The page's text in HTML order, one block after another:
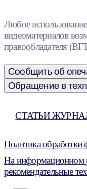
Любое
видеоматериалов
правообладателя
Сообщить об
Обращение в
СТАТЬИ
Политика обработки
На информационном
рекомендательные